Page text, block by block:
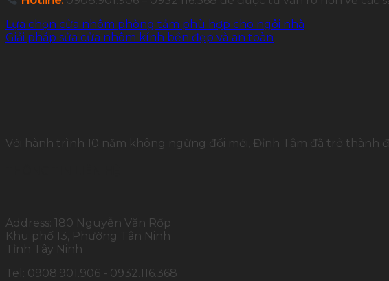
Lựa chọn cửa nhôm phòng tắm phù hợp cho ngôi nhà
Giải pháp sửa cửa nhôm kính bền đẹp và an toàn
Với hành trình 10 năm không ngừng đổi mới, Đỉnh Tâm đã trở thành
Address: 180 Nguyễn Văn Rốp
Khu phố 13, Phường Tân Ninh
Tỉnh Tây Ninh
Tel: 0908.901.906 - 0932.116.368